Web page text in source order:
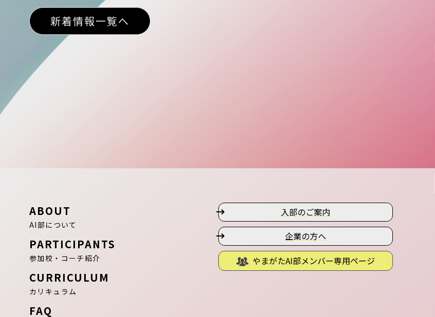
新着情報一覧へ
ABOUT
AI部について
PARTICIPANTS
参加校・コーチ紹介
CURRICULUM
カリキュラム
FAQ
入部のご案内
企業の方へ
やまがたAI部メンバー専用ページ